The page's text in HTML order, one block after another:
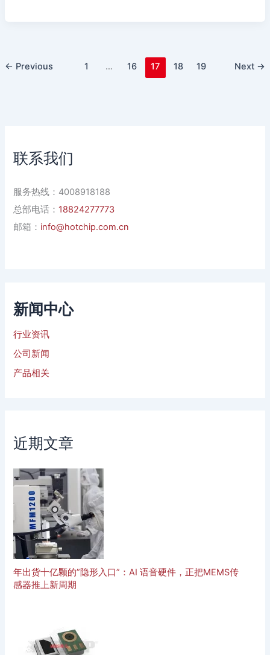
联系我们
服务热线：4008918188
总部电话：18824277773
邮箱： info@hotchip.com.cn
新闻中心
行业资讯
公司新闻
产品相关
近期文章
年出货十亿颗的”隐形入口”：AI 语音硬件，正把MEMS传
感器推上新周期
← Previous 1 … 16 17 18 19 Next →